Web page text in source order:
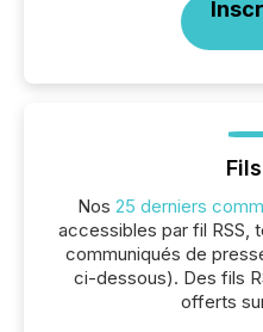
Nos 25 derniers
accessibles par fil RSS,
communiqués de
ci-dessous). Des fils
offerts